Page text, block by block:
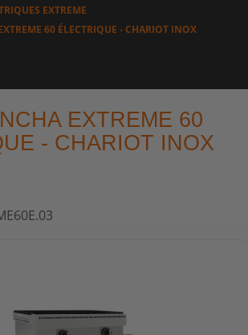
EXTREME
60 ÉLECTRIQUE - CHARIOT INOX
EXTREME 60
- CHARIOT INOX